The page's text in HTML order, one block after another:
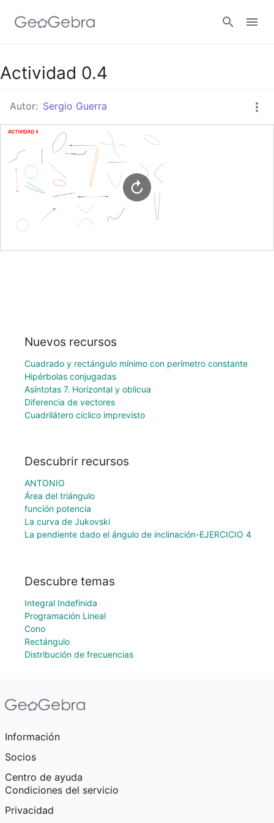
Google Classroom
GeoGebra Classroom
Abrir sesión
Actividad 0.4
Autor: Sergio Guerra
Nuevos recursos
Cuadrado y rectángulo mínimo con perímetro constante
Hipérbolas conjugadas
Asíntotas 7. Horizontal y oblicua
Diferencia de vectores
Cuadrilátero cíclico imprevisto
Descubrir recursos
ANTONIO
Área del triángulo
función potencia
La curva de Jukovski
La pendiente dado el ángulo de inclinación-EJERCICIO 4
Descubre temas
Integral Indefinida
Programación Lineal
Cono
Rectángulo
Distribución de frecuencias
Información
Socios
Centro de ayuda
Condiciones del servicio
Privacidad